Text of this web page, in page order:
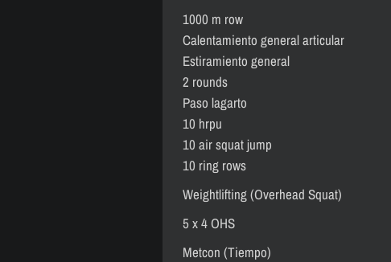
1000 m row
Calentamiento general articular
Estiramiento general
2 rounds
Paso lagarto
10 hrpu
10 air squat jump
10 ring rows
Weightlifting (Overhead Squat)
5 x 4 OHS
Metcon (Tiempo)